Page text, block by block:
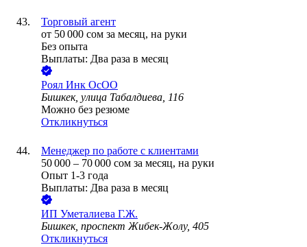
Торговый агент
от 50 000 сом за месяц, на руки
Без опыта
Выплаты: Два раза в месяц
Роял Инк ОсОО
Бишкек, улица Табалдиева, 116
Можно без резюме
Откликнуться
Менеджер по работе с клиентами
50 000 – 70 000 сом за месяц, на руки
Опыт 1-3 года
Выплаты: Два раза в месяц
ИП Уметалиева Г.Ж.
Бишкек, проспект Жибек-Жолу, 405
Откликнуться